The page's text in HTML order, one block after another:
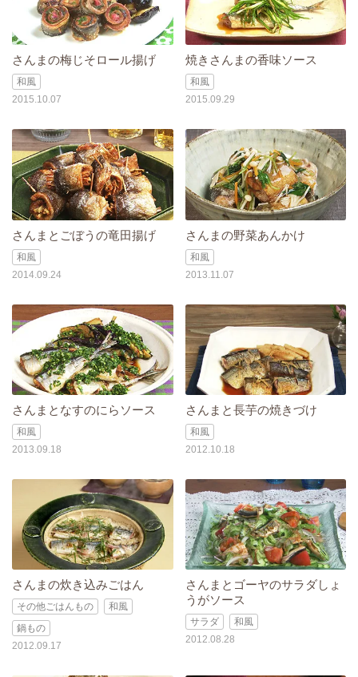
さんまの梅じそロール揚げ
和風
2015.10.07
焼きさんまの香味ソース
和風
2015.09.29
さんまとごぼうの竜田揚げ
和風
2014.09.24
さんまの野菜あんかけ
和風
2013.11.07
さんまとなすのにらソース
和風
2013.09.18
さんまと長芋の焼きづけ
和風
2012.10.18
さんまの炊き込みごはん
その他ごはんもの
和風
鍋もの
2012.09.17
さんまとゴーヤのサラダしょ
うがソース
サラダ
和風
2012.08.28